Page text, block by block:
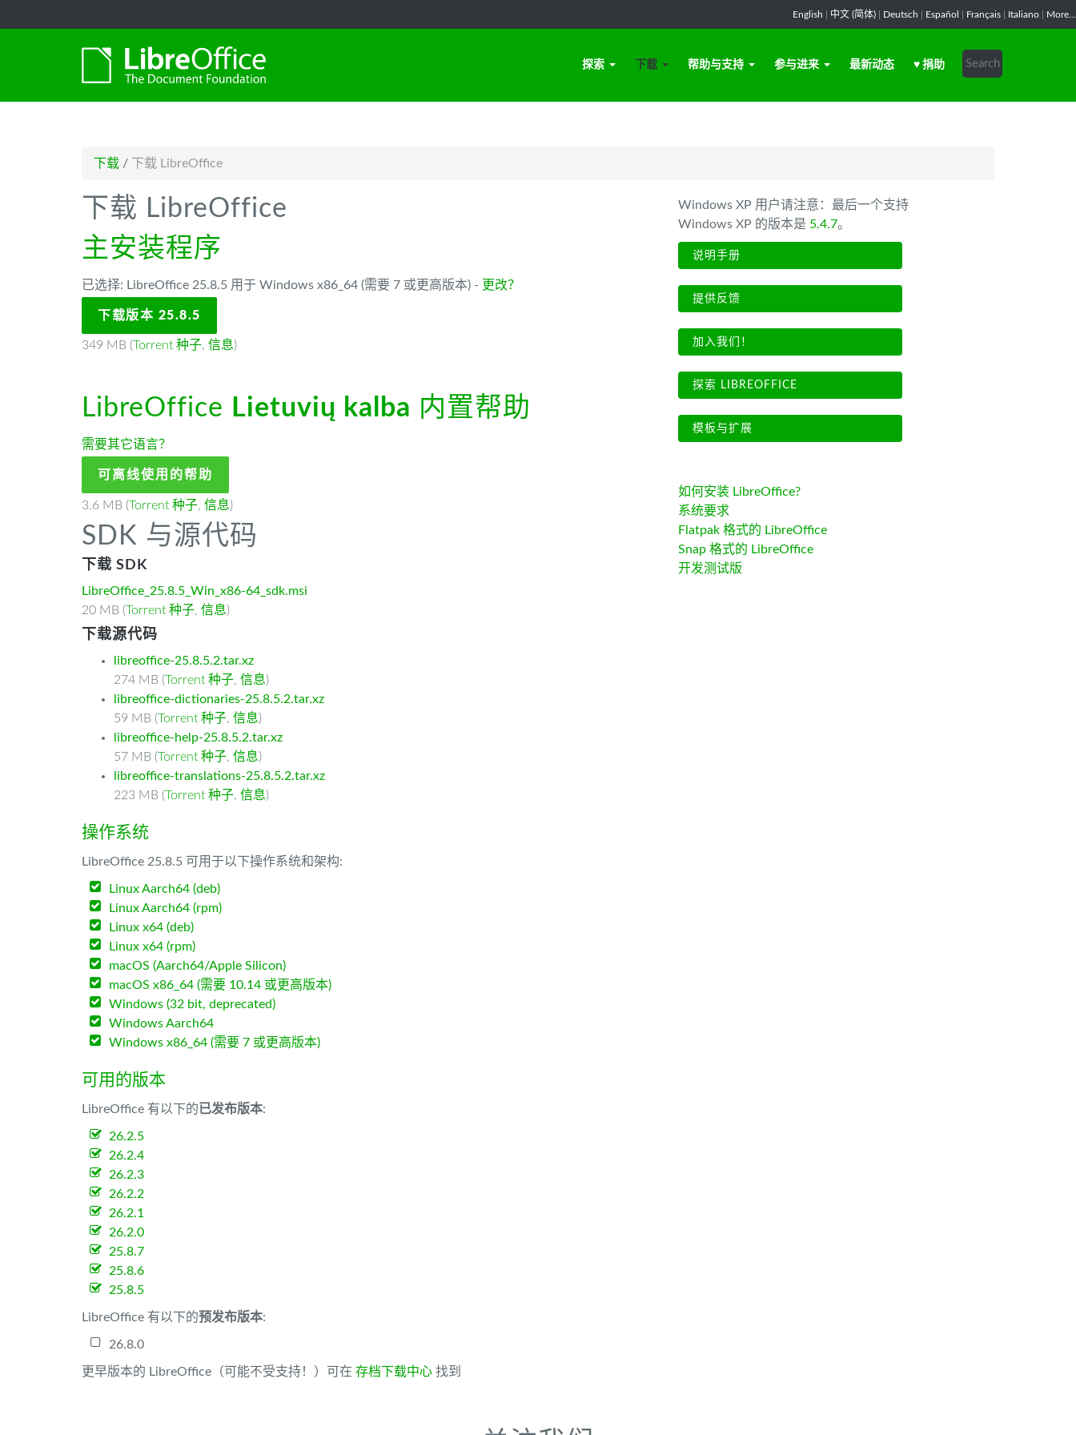
English 中文 (简体) Deutsch Español Français Italiano More...
探索 下载 帮助与支持 参与进来 最新动态 ♥ 捐助
下载 / 下载 LibreOffice
下载 LibreOffice
主安装程序
已选择: LibreOffice 25.8.5 用于 Windows x86_64 (需要 7 或更高版本) - 更改？
下载版本 25.8.5
349 MB (Torrent 种子, 信息)
LibreOffice Lietuvių kalba 内置帮助
需要其它语言？
可离线使用的帮助
3.6 MB (Torrent 种子, 信息)
SDK 与源代码
下载 SDK
LibreOffice_25.8.5_Win_x86-64_sdk.msi
20 MB (Torrent 种子, 信息)
下载源代码
libreoffice-25.8.5.2.tar.xz
274 MB (Torrent 种子, 信息)
libreoffice-dictionaries-25.8.5.2.tar.xz
59 MB (Torrent 种子, 信息)
libreoffice-help-25.8.5.2.tar.xz
57 MB (Torrent 种子, 信息)
libreoffice-translations-25.8.5.2.tar.xz
223 MB (Torrent 种子, 信息)
操作系统
LibreOffice 25.8.5 可用于以下操作系统和架构:
Linux Aarch64 (deb)
Linux Aarch64 (rpm)
Linux x64 (deb)
Linux x64 (rpm)
macOS (Aarch64/Apple Silicon)
macOS x86_64 (需要 10.14 或更高版本)
Windows (32 bit, deprecated)
Windows Aarch64
Windows x86_64 (需要 7 或更高版本)
可用的版本
LibreOffice 有以下的已发布版本:
26.2.5
26.2.4
26.2.3
26.2.2
26.2.1
26.2.0
25.8.7
25.8.6
25.8.5
LibreOffice 有以下的预发布版本:
26.8.0
更早版本的 LibreOffice（可能不受支持！）可在 存档下载中心 找到
Windows XP 用户请注意：最后一个支持
Windows XP 的版本是 5.4.7。
说明手册
提供反馈
加入我们！
探索 LIBREOFFICE
模板与扩展
如何安装 LibreOffice?
系统要求
Flatpak 格式的 LibreOffice
Snap 格式的 LibreOffice
开发测试版